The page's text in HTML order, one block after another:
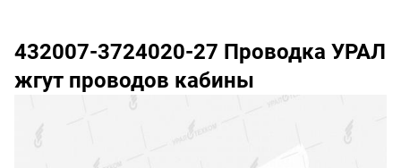
432007-3724020-27 Проводка УРАЛ
жгут проводов кабины